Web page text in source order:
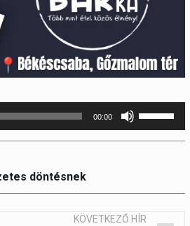
00:00
hangerő
Fel/Le
döntésnek
KÖVETKEZŐ HÍR